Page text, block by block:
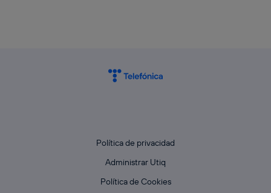
Política de privacidad
Administrar Utiq
Política de Cookies